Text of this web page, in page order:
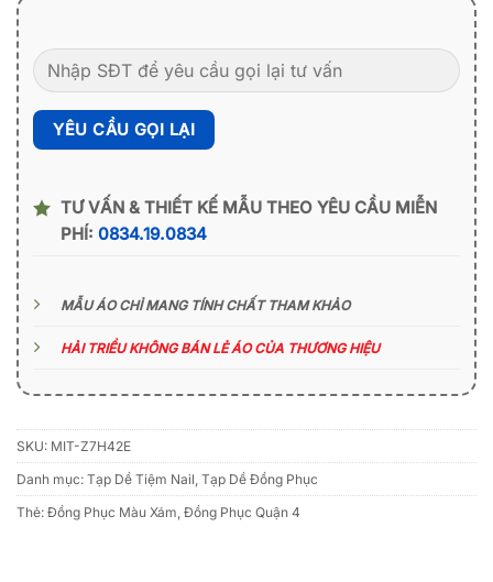
TƯ VẤN & THIẾT KẾ MẪU THEO YÊU CẦU MIỄN
PHÍ: 0834.19.0834
MẪU ÁO CHỈ MANG TÍNH CHẤT THAM KHẢO
HẢI TRIỀU KHÔNG BÁN LẺ ÁO CỦA THƯƠNG HIỆU
SKU: MIT-Z7H42E
Danh mục: Tạp Dề Tiệm Nail, Tạp Dề Đồng Phục
Thẻ: Đồng Phục Màu Xám, Đồng Phục Quận 4